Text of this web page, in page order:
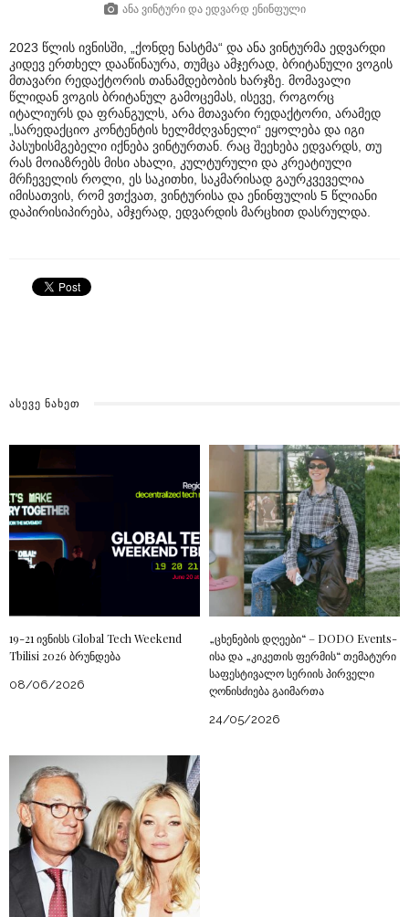
ანა ვინტური და ედვარდ ენინფული
2023 წლის ივნისში, „ქონდე ნასტმა“ და ანა ვინტურმა ედვარდი
კიდევ ერთხელ დააწინაურა, თუმცა ამჯერად, ბრიტანული ვოგის
მთავარი რედაქტორის თანამდებობის ხარჯზე. მომავალი
წლიდან ვოგის ბრიტანულ გამოცემას, ისევე, როგორც
იტალიურს და ფრანგულს, არა მთავარი რედაქტორი, არამედ
„სარედაქციო კონტენტის ხელმძღვანელი“ ეყოლება და იგი
პასუხისმგებელი იქნება ვინტურთან. რაც შეეხება ედვარდს, თუ
რას მოიაზრებს მისი ახალი, კულტურული და კრეატიული
მრჩეველის როლი, ეს საკითხი, საკმარისად გაურკვეველია
იმისათვის, რომ ვთქვათ, ვინტურისა და ენინფულის 5 წლიანი
დაპირისიპირება, ამჯერად, ედვარდის მარცხით დასრულდა.
ᲐᲡᲔᲕᲔ ᲜᲐᲮᲔᲗ
19-21 ივნისს Global Tech Weekend
Tbilisi 2026 ბრუნდება
08/06/2026
„ცხენების დღეები“ – DODO Events-
ისა და „კიკეთის ფერმის“ თემატური
საფესტივალო სერიის პირველი
ღონისძიება გაიმართა
24/05/2026